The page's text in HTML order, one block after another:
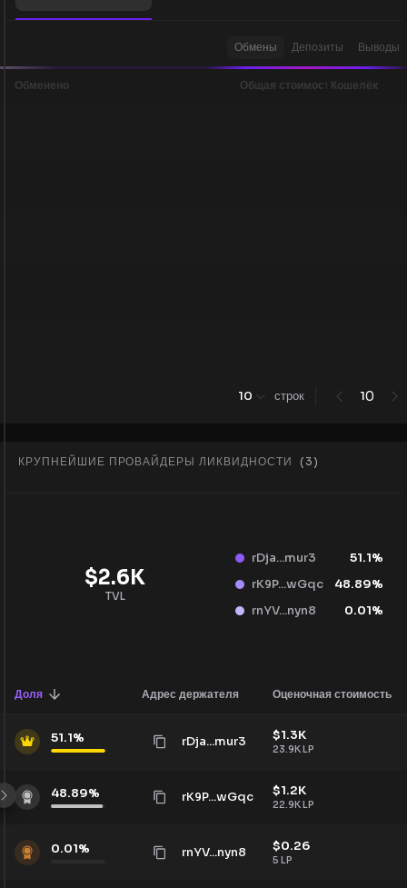
Обмены Депозиты Выводы
Обменено Общая стоимостьКошелёк
10 строк 10
КРУПНЕЙШИЕ ПРОВАЙДЕРЫ ЛИКВИДНОСТИ ( 3)
$2.6K
TVL
rDja...mur3 51.1%
rK9P...wGqc
48.89%
rnYV...nyn8
0.01%
Доля Адрес держателя Оценочная стоимость
51.1% rDja...mur3 $1.3K
23.9KLP
48.89% rK9P...wGqc $1.2K
22.9KLP
0.01% rnYV...nyn8 $0.26
5 LP